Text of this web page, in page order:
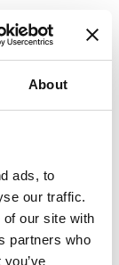
About
ads, to
our traffic.
our site with
partners who